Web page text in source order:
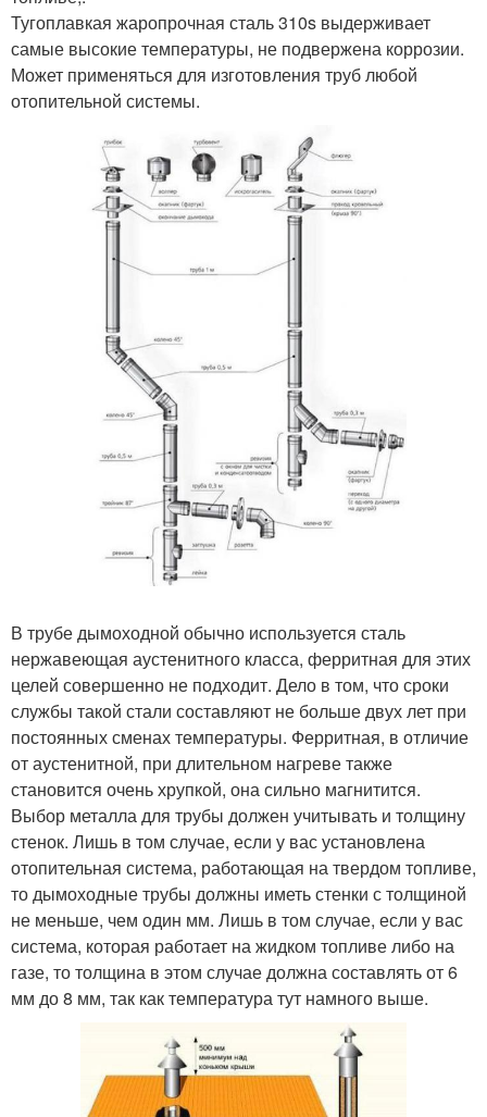
Тугоплавкая жаропрочная сталь 310s выдерживает
самые высокие температуры, не подвержена коррозии.
Может применяться для изготовления труб любой
отопительной системы.
В трубе дымоходной обычно используется сталь
нержавеющая аустенитного класса, ферритная для этих
целей совершенно не подходит. Дело в том, что сроки
службы такой стали составляют не больше двух лет при
постоянных сменах температуры. Ферритная, в отличие
от аустенитной, при длительном нагреве также
становится очень хрупкой, она сильно магнитится.
Выбор металла для трубы должен учитывать и толщину
стенок. Лишь в том случае, если у вас установлена
отопительная система, работающая на твердом топливе,
то дымоходные трубы должны иметь стенки с толщиной
не меньше, чем один мм. Лишь в том случае, если у вас
система, которая работает на жидком топливе либо на
газе, то толщина в этом случае должна составлять от 6
мм до 8 мм, так как температура тут намного выше.